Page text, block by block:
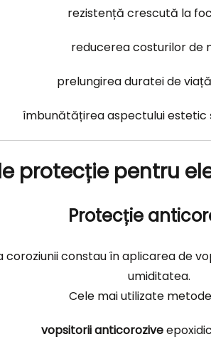
rezistență crescută la
reducerea costurilor de
prelungirea duratei de
îmbunătățirea aspectului estetic
protecție pentru
Protecție
constau în aplicarea de
umiditatea.
Cele mai utilizate
vopsitorii anticorozive